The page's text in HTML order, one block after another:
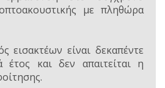
με πληθώρα
εισακτέων είναι δεκαπέντε
έτος και δεν απαιτείται η